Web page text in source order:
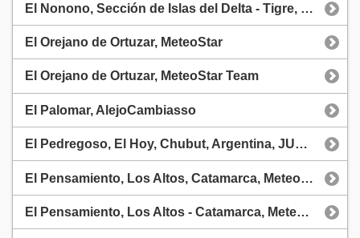
El Nonono, Sección de Islas del Delta - Tigre, MeteoStar Team
El Orejano de Ortuzar, MeteoStar
El Orejano de Ortuzar, MeteoStar Team
El Palomar, AlejoCambiasso
El Pedregoso, El Hoy, Chubut, Argentina, JULIO JORGE BALIÑO
El Pensamiento, Los Altos, Catamarca, Meteosar
El Pensamiento, Los Altos - Catamarca, MeteoStar Team